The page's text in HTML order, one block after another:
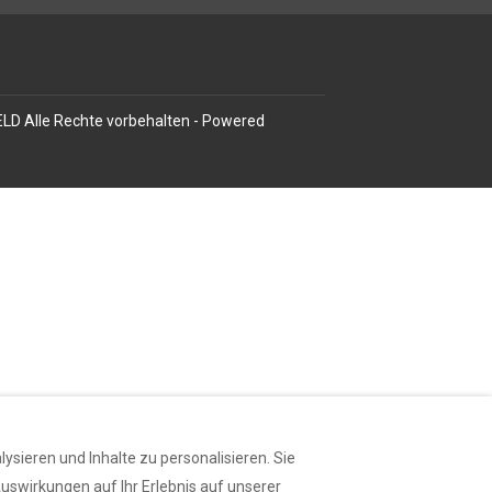
Alle Rechte vorbehalten - Powered
und Inhalte zu personalisieren. Sie
auf Ihr Erlebnis auf unserer